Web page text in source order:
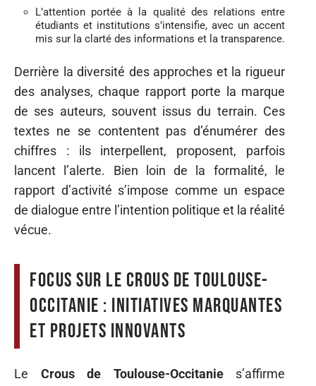
L’attention portée à la qualité des relations entre
étudiants et institutions s’intensifie, avec un accent
mis sur la clarté des informations et la transparence.
Derrière la diversité des approches et la rigueur
des analyses, chaque rapport porte la marque
de ses auteurs, souvent issus du terrain. Ces
textes ne se contentent pas d’énumérer des
chiffres : ils interpellent, proposent, parfois
lancent l’alerte. Bien loin de la formalité, le
rapport d’activité s’impose comme un espace
de dialogue entre l’intention politique et la réalité
vécue.
Focus sur le Crous de Toulouse-
Occitanie : initiatives marquantes
et projets innovants
Le Crous de Toulouse-Occitanies’affirme